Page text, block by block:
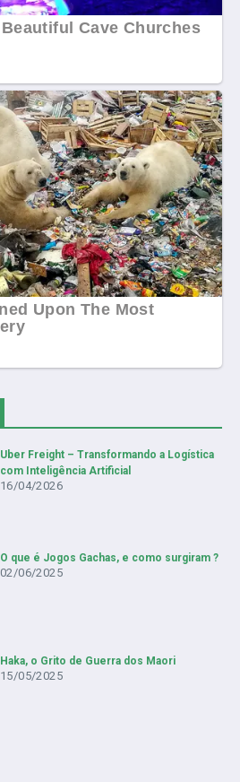
Uber Freight – Transformando a Logística
com Inteligência Artificial
16/04/2026
O que é Jogos Gachas, e como surgiram ?
02/06/2025
Haka, o Grito de Guerra dos Maori
15/05/2025